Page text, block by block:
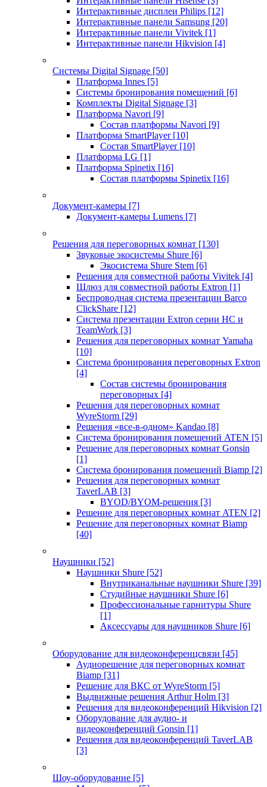
Интерактивные дисплеи Philips [12]
Интерактивные панели Samsung [20]
Интерактивные панели Vivitek [1]
Интерактивные панели Hikvision [4]
Системы Digital Signage [50]
Платформа Innes [5]
Системы бронирования помещений [6]
Комплекты Digital Signage [3]
Платформа Navori [9]
Состав платформы Navori [9]
Платформа SmartPlayer [10]
Состав SmartPlayer [10]
Платформа LG [1]
Платформа Spinetix [16]
Состав платформы Spinetix [16]
Документ-камеры [7]
Документ-камеры Lumens [7]
Решения для переговорных комнат [130]
Звуковые экосистемы Shure [6]
Экосистема Shure Stem [6]
Решения для совместной работы Vivitek [4]
Шлюз для совместной работы Extron [1]
Беспроводная система презентации Barco
ClickShare [12]
Система презентации Extron серии HC и
TeamWork [3]
Решения для переговорных комнат Yamaha
[10]
Система бронирования переговорных Extron
[4]
Состав системы бронирования
переговорных [4]
Решения для переговорных комнат
WyreStorm [29]
Решения «все-в-одном» Kandao [8]
Система бронирования помещений ATEN [5]
Решение для переговорных комнат Gonsin
[1]
Система бронирования помещений Biamp [2]
Решения для переговорных комнат
TaverLAB [3]
BYOD/BYOM-решения [3]
Решение для переговорных комнат ATEN [2]
Решение для переговорных комнат Biamp
[40]
Наушники [52]
Наушники Shure [52]
Внутриканальные наушники Shure [39]
Студийные наушники Shure [6]
Профессиональные гарнитуры Shure
[1]
Аксессуары для наушников Shure [6]
Оборудование для видеоконференцсвязи [45]
Аудиорешение для переговорных комнат
Biamp [31]
Решение для ВКС от WyreStorm [5]
Выдвижные решения Arthur Holm [3]
Решения для видеоконференций Hikvision [2]
Оборудование для аудио- и
видеоконференций Gonsin [1]
Решения для видеоконференций TaverLAB
[3]
Шоу-оборудование [5]